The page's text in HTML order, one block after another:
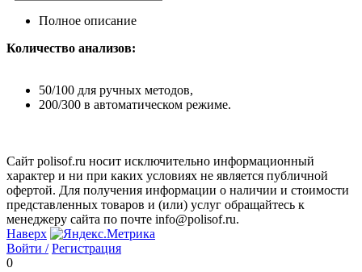
Полное описание
Количество анализов:
50/100 для ручных методов,
200/300 в автоматическом режиме.
Сайт polisof.ru носит исключительно информационный
характер и ни при каких условиях не является публичной
офертой. Для получения информации о наличии и стоимости
представленных товаров и (или) услуг обращайтесь к
менеджеру сайта по почте info@polisof.ru.
Наверх
Войти / Регистрация
0